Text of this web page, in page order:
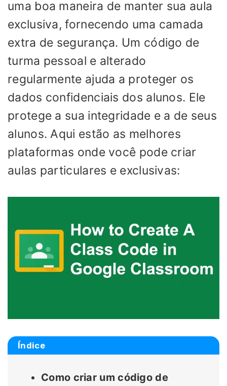
uma boa maneira de manter sua aula
exclusiva, fornecendo uma camada
extra de segurança. Um código de
turma pessoal e alterado
regularmente ajuda a proteger os
dados confidenciais dos alunos. Ele
protege a sua integridade e a de seus
alunos. Aqui estão as melhores
plataformas onde você pode criar
aulas particulares e exclusivas:
Índice
Como criar um código de